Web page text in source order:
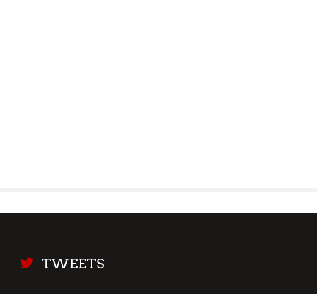
TWEETS